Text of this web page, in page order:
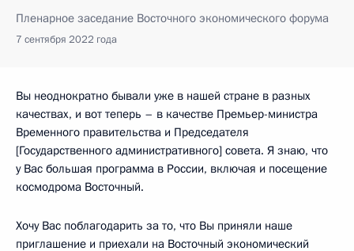
Пленарное заседание Восточного экономического форума
7 сентября 2022 года
Вы неоднократно бывали уже в нашей стране в разных
качествах, и вот теперь – в качестве Премьер-министра
Временного правительства и Председателя
[Государственного административного] совета. Я знаю, что
у Вас большая программа в России, включая и посещение
космодрома Восточный.
Хочу Вас поблагодарить за то, что Вы приняли наше
приглашение и приехали на Восточный экономический